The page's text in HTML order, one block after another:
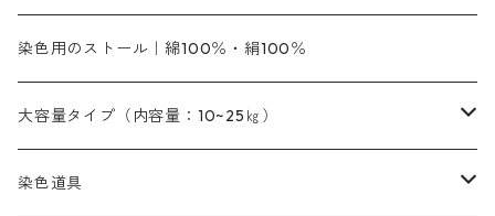
緑色系
茶色系
緑色系
茶色系
灰色系
茶色｜20g入りのみ公開
灰色｜20g入りのみ公開
黒色
エロー ＭＧＲ｜明るい緑みの黄色
オレンヂMG｜黄みの橙色
オレンヂMGD（定番の色合い）
赤色系
レットMFB｜赤色（定番の色合い）
レットMG｜黄みの朱色
青色系
ネビーブルーMB（定番の色合い）
紫色系
群青
黒色｜在庫処分特価
緑色｜在庫処分特価
茶色｜在庫処分特価
アルミ媒染剤
鉄媒染剤
ソーダ灰｜アルカリ性のPH調整剤
藍染
ぶどう糖
染色用途のハンカチ・バンダナ
ビスマークブロンB｜赤茶色
塩基性エロ―｜液体タイプ
オリジナル染料｜スス竹色｜ミキセットファストブロンGR
インディゴピュア
アルカリ剤
ハイドロサルファイトコンク
45cm×45cm（ハンカチ）｜端の始末も綿糸｜タグなし
54cm×54cm（バンダナ）｜端の始末も綿糸｜タグなし
染色用のストール｜綿100％・絹100％
大容量タイプ（内容量：10~25㎏）
芒硝｜綿の染色時の吸収促進剤
染色道具